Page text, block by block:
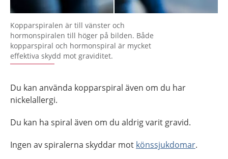
Kopparspiralen är till vänster och
hormonspiralen till höger på bilden. Både
kopparspiral och hormonspiral är mycket
effektiva skydd mot graviditet.
Du kan använda kopparspiral även om du har
nickelallergi.
Du kan ha spiral även om du aldrig varit gravid.
Ingen av spiralerna skyddar mot könssjukdomar.